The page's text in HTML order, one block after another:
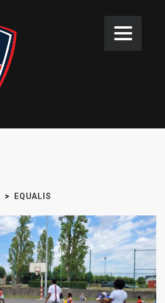
> EQUALIS